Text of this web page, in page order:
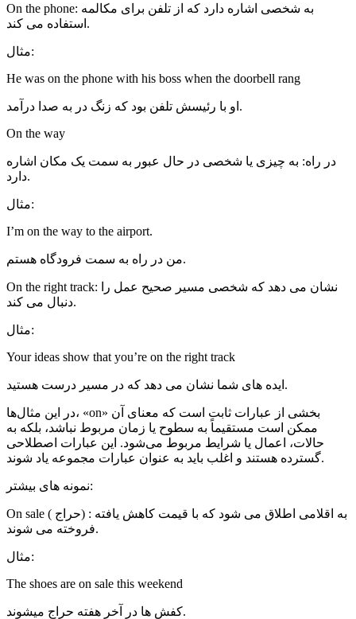
On the phone: به شخصی اشاره دارد که از تلفن برای مکالمه
استفاده می کند.
مثال:
He was on the phone with his boss when the doorbell rang
او با رئیسش تلفن بود که زنگ در به صدا درآمد.
On the way
در راه: به چیزی یا شخصی در حال عبور به سمت یک مکان اشاره
دارد.
مثال:
I’m on the way to the airport.
من در راه به سمت فرودگاه هستم.
On the right track: نشان می دهد که شخصی مسیر صحیح عمل را
دنبال می کند.
مثال:
Your ideas show that you’re on the right track
ایده های شما نشان می دهد که در مسیر درست هستید.
در این مثال‌ها، «on» بخشی از عبارات ثابت است که معنای آن
ممکن است مستقیماً به سطوح یا زمان مربوط نباشد، بلکه به
حالات، اعمال یا شرایط مربوط می‌شود. این عبارات اصطلاحی
گسترده هستند و اغلب باید به عنوان عبارات مجموعه یاد شوند.
نمونه های بیشتر:
On sale ( حراج) : به اقلامی اطلاق می شود که با قیمت کاهش یافته
فروخته می شوند.
مثال:
The shoes are on sale this weekend
کفش ها در آخر هفته حراج میشوند.